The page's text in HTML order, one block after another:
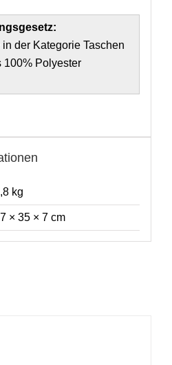
der Kategorie Taschen
100% Polyester
kg
× 35 × 7 cm